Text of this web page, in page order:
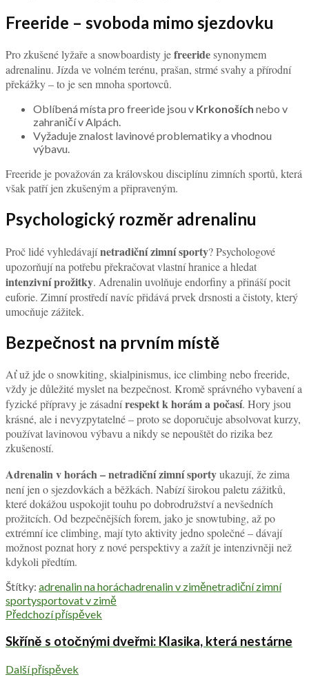
Freeride – svoboda mimo sjezdovku
Pro zkušené lyžaře a snowboardisty jefreeridesynonymem
adrenalinu. Jízda ve volném terénu, prašan, strmé svahy a přírodní
překážky – to je sen mnoha sportovců.
Oblíbená místa pro freeride jsou v Krkonoších nebo v
zahraničí v Alpách.
Vyžaduje znalost lavinové problematiky a vhodnou
výbavu.
Freeride je považován za královskou disciplínu zimních sportů, která
však patří jen zkušeným a připraveným.
Psychologický rozměr adrenalinu
Proč lidé vyhledávajínetradiční zimní sporty? Psychologové
upozorňují na potřebu překračovat vlastní hranice a hledat
intenzivní prožitky. Adrenalin uvolňuje endorfiny a přináší pocit
euforie. Zimní prostředí navíc přidává prvek drsnosti a čistoty, který
umocňuje zážitek.
Bezpečnost na prvním místě
Ať už jde o snowkiting, skialpinismus, ice climbing nebo freeride,
vždy je důležité myslet na bezpečnost. Kromě správného vybavení a
fyzické přípravy je zásadnírespekt k horám a počasí. Hory jsou
krásné, ale i nevyzpytatelné – proto se doporučuje absolvovat kurzy,
používat lavinovou výbavu a nikdy se nepouštět do rizika bez
zkušeností.
Adrenalin v horách – netradiční zimní sportyukazují, že zima
není jen o sjezdovkách a běžkách. Nabízí širokou paletu zážitků,
které dokážou uspokojit touhu po dobrodružství a nevšedních
prožitcích. Od bezpečnějších forem, jako je snowtubing, až po
extrémní ice climbing, mají tyto aktivity jedno společné – dávají
možnost poznat hory z nové perspektivy a zažít je intenzivněji než
kdykoli předtím.
Štítky: adrenalin na horáchadrenalin v ziměnetradiční zimní
sportysportovat v zimě
Předchozí příspěvek
Skříně s otočnými dveřmi: Klasika, která nestárne
Další příspěvek